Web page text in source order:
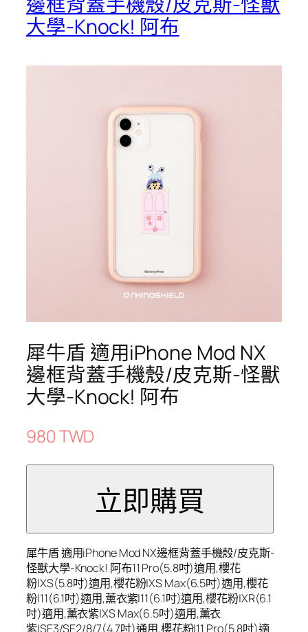
大學-Knock! 阿布
犀牛盾 適用iPhone Mod NX
邊框背蓋手機殼/皮克斯-怪獸
大學-Knock! 阿布
980 TWD
犀牛盾 適用iPhone Mod NX邊框背蓋手機殼/皮克斯-
怪獸大學-Knock! 阿布11 Pro(5.8吋)適用,櫻花
粉|XS(5.8吋)適用,櫻花粉|XS Max(6.5吋)適用,櫻花
粉|11(6.1吋)適用,薰衣紫|11(6.1吋)適用,櫻花粉|XR(6.1
吋)適用,薰衣紫|XS Max(6.5吋)適用,薰衣
紫|SE3/SE2/8/7(4.7吋)通用,櫻花粉|11 Pro(5.8吋)適